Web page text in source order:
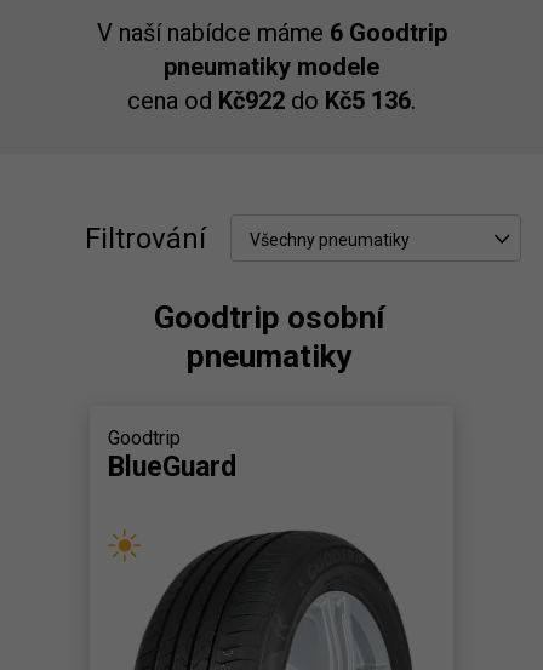
V naší nabídce máme 6 Goodtrip
pneumatiky modele
cena od Kč922 do Kč5 136.
Filtrování Všechny pneumatiky
Goodtrip osobní
pneumatiky
Goodtrip
BlueGuard